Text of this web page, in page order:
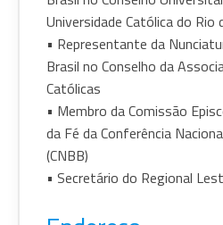
Universidade Católica do Rio
• Representante da
Brasil no Conselho da
Católicas
• Membro da Comissão
da Fé da Conferência
(CNBB)
• Secretário do Regional